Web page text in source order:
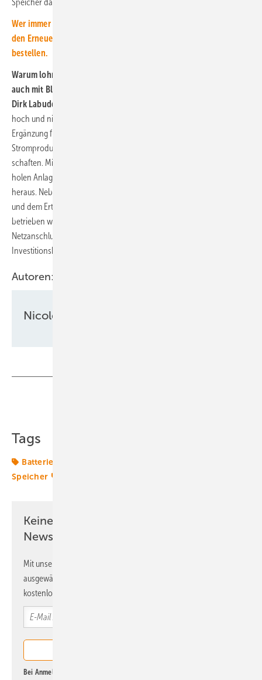
Speicher das Netz, statt es zusätzlich zu belasten.
Wer immer gut informiert sein will über Technik und Gesetze in
den Erneuerbaren, der kann unseren kostenlosen Newsletter
bestellen.
Warum lohnt sich die Kombination von Speicher und Solarpark
auch mit Blick auf die Infrastruktur?
Dirk Labudda:
hoch und nimmt weiter zu. Megawatt-Trading-Speicher sind die ideale
Ergänzung für Energieerzeugungsanlagen, um auch in Zeiten ohne
Stromproduktion die Energie zu speichern sowie Erträge zu erwirt­
schaften. Mit dem vollautomatischen Handel an der Strombörse
holen Anlagenbetreiber das Maximum aus ihrem Netzanschluss
heraus. Neben der zeitversetzten Nutzung des eigen­erzeugten Stroms
und dem Ertragszuwachs bietet ein Speicher, der co-located
betrieben wird, weitere Vorteile: Die bestehende Infra­struktur mit
Netzanschluss und der Trafo können genutzt werden. Das senkt die
Investitions­kosten bei einem Speicherprojekt.
Autoren:
Nicole Weinhold
Tags
Batterie
Speicher
Keine Zeit? Kein Problem mit dem ERE
Newsletter!
Mit unserem Newsletter erhalten Sie regelmäßig von uns
ausgewählte Informationen und Neuigkeiten, gebündelt und
kostenlos direkt ins Postfach.
Bei Anmeldung zu diesem Newsletter bin ich damit einverstanden, über